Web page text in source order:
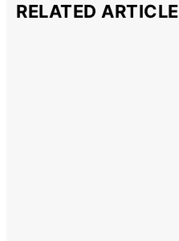
RELATED ARTICLE